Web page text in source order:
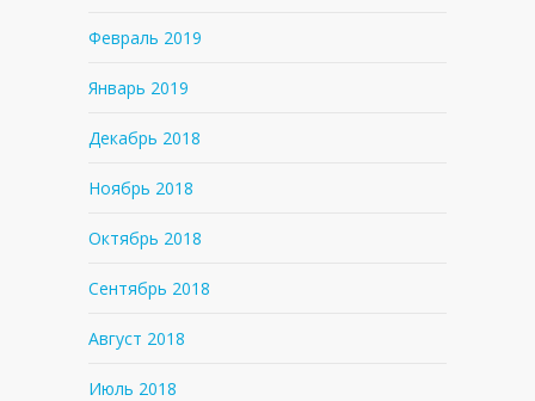
Февраль 2019
Январь 2019
Декабрь 2018
Ноябрь 2018
Октябрь 2018
Сентябрь 2018
Август 2018
Июль 2018